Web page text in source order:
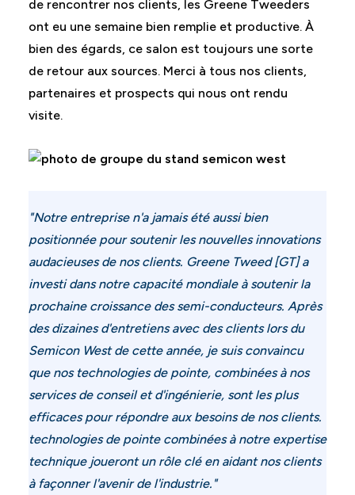
de rencontrer nos clients, les Greene Tweeders
ont eu une semaine bien remplie et productive. À
bien des égards, ce salon est toujours une sorte
de retour aux sources. Merci à tous nos clients,
partenaires et prospects qui nous ont rendu
visite.
"Notre entreprise n'a jamais été aussi bien
positionnée pour soutenir les nouvelles innovations
audacieuses de nos clients. Greene Tweed [GT] a
investi dans notre capacité mondiale à soutenir la
prochaine croissance des semi-conducteurs. Après
des dizaines d'entretiens avec des clients lors du
Semicon West de cette année, je suis convaincu
que nos technologies de pointe, combinées à nos
services de conseil et d'ingénierie, sont les plus
efficaces pour répondre aux besoins de nos clients.
technologies de pointe combinées à notre expertise
technique joueront un rôle clé en aidant nos clients
à façonner l'avenir de l'industrie. "